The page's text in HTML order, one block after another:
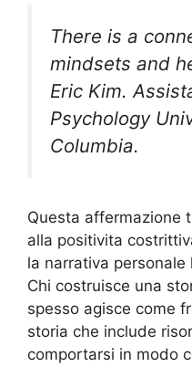
There is a
mindsets and
Eric Kim.
Psychology
Columbia.
Questa affermazione
alla positivita
la narrativa
Chi costruisce una
spesso agisce come
storia che include
comportarsi in modo